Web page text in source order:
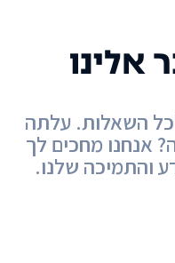
אלינו
השאלות. עלתה
אנחנו מחכים לך
והתמיכה שלנו.